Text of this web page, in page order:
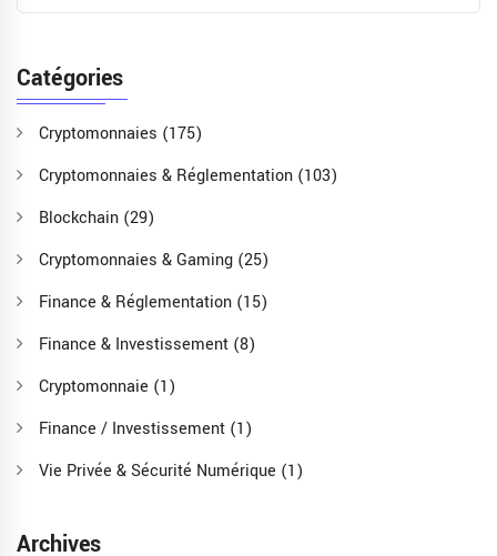
Catégories
Cryptomonnaies (175)
Cryptomonnaies & Réglementation (103)
Blockchain (29)
Cryptomonnaies & Gaming (25)
Finance & Réglementation (15)
Finance & Investissement (8)
Cryptomonnaie (1)
Finance / Investissement (1)
Vie Privée & Sécurité Numérique (1)
Archives